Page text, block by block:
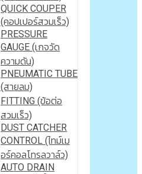
QUICK COUPER
(คอปเปอร์สวมเร็ว)
PRESSURE
GAUGE (เกจวัด
ความดัน)
PNEUMATIC TUBE
(สายลม)
FITTING (ข้อต่อ
สวมเร็ว)
DUST CATCHER
CONTROL (ไทม์เม
อร์คอลโทรลวาล์ว)
AUTO DRAIN